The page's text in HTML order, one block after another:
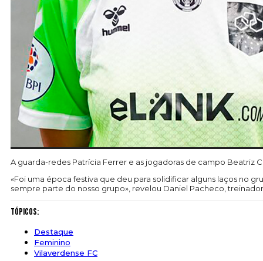
A guarda-redes Patrícia Ferrer e as jogadoras de campo Beatriz
«Foi uma época festiva que deu para solidificar alguns laços no
sempre parte do nosso grupo», revelou Daniel Pacheco,
Tópicos:
Destaque
Feminino
Vilaverdense FC